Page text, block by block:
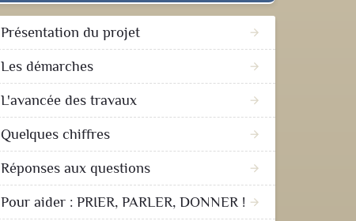
Présentation du projet arrow_forward
Les démarches arrow_forward
L'avancée des travaux arrow_forward
Quelques chiffres arrow_forward
Réponses aux questions arrow_forward
Pour aider : PRIER, PARLER, DONNER ! arrow_forward